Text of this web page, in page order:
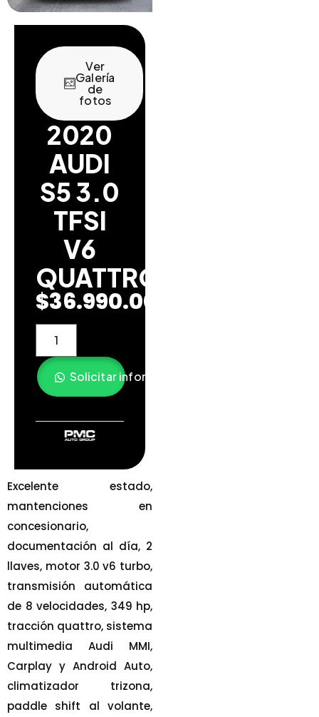
Ver
Galería
de
fotos
2020
AUDI
S5 3.0
TFSI
V6
QUATTRO
$36.990.000
Solicitar información
Excelente estado,
mantenciones en
concesionario,
documentación al día, 2
llaves, motor 3.0 v6 turbo,
transmisión automática
de 8 velocidades, 349 hp,
tracción quattro, sistema
multimedia Audi MMI,
Carplay y Android Auto,
climatizador trizona,
paddle shift al volante,